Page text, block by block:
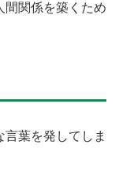
間関係を築くため
葉を発してしま